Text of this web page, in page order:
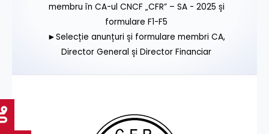
membru în CA-ul CNCF „CFR” – SA - 2025 și
formulare F1-F5
►Selecție anunțuri și formulare membri CA,
Director General și Director Financiar